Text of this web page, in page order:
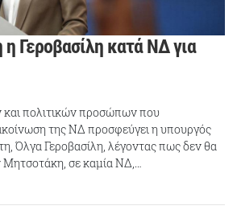
η Γεροβασίλη κατά ΝΔ για
πολιτικών προσώπων που
της ΝΔ προσφεύγει η υπουργός
Όλγα Γεροβασίλη, λέγοντας πως δεν θα
Μητσοτάκη, σε καμία ΝΔ,…